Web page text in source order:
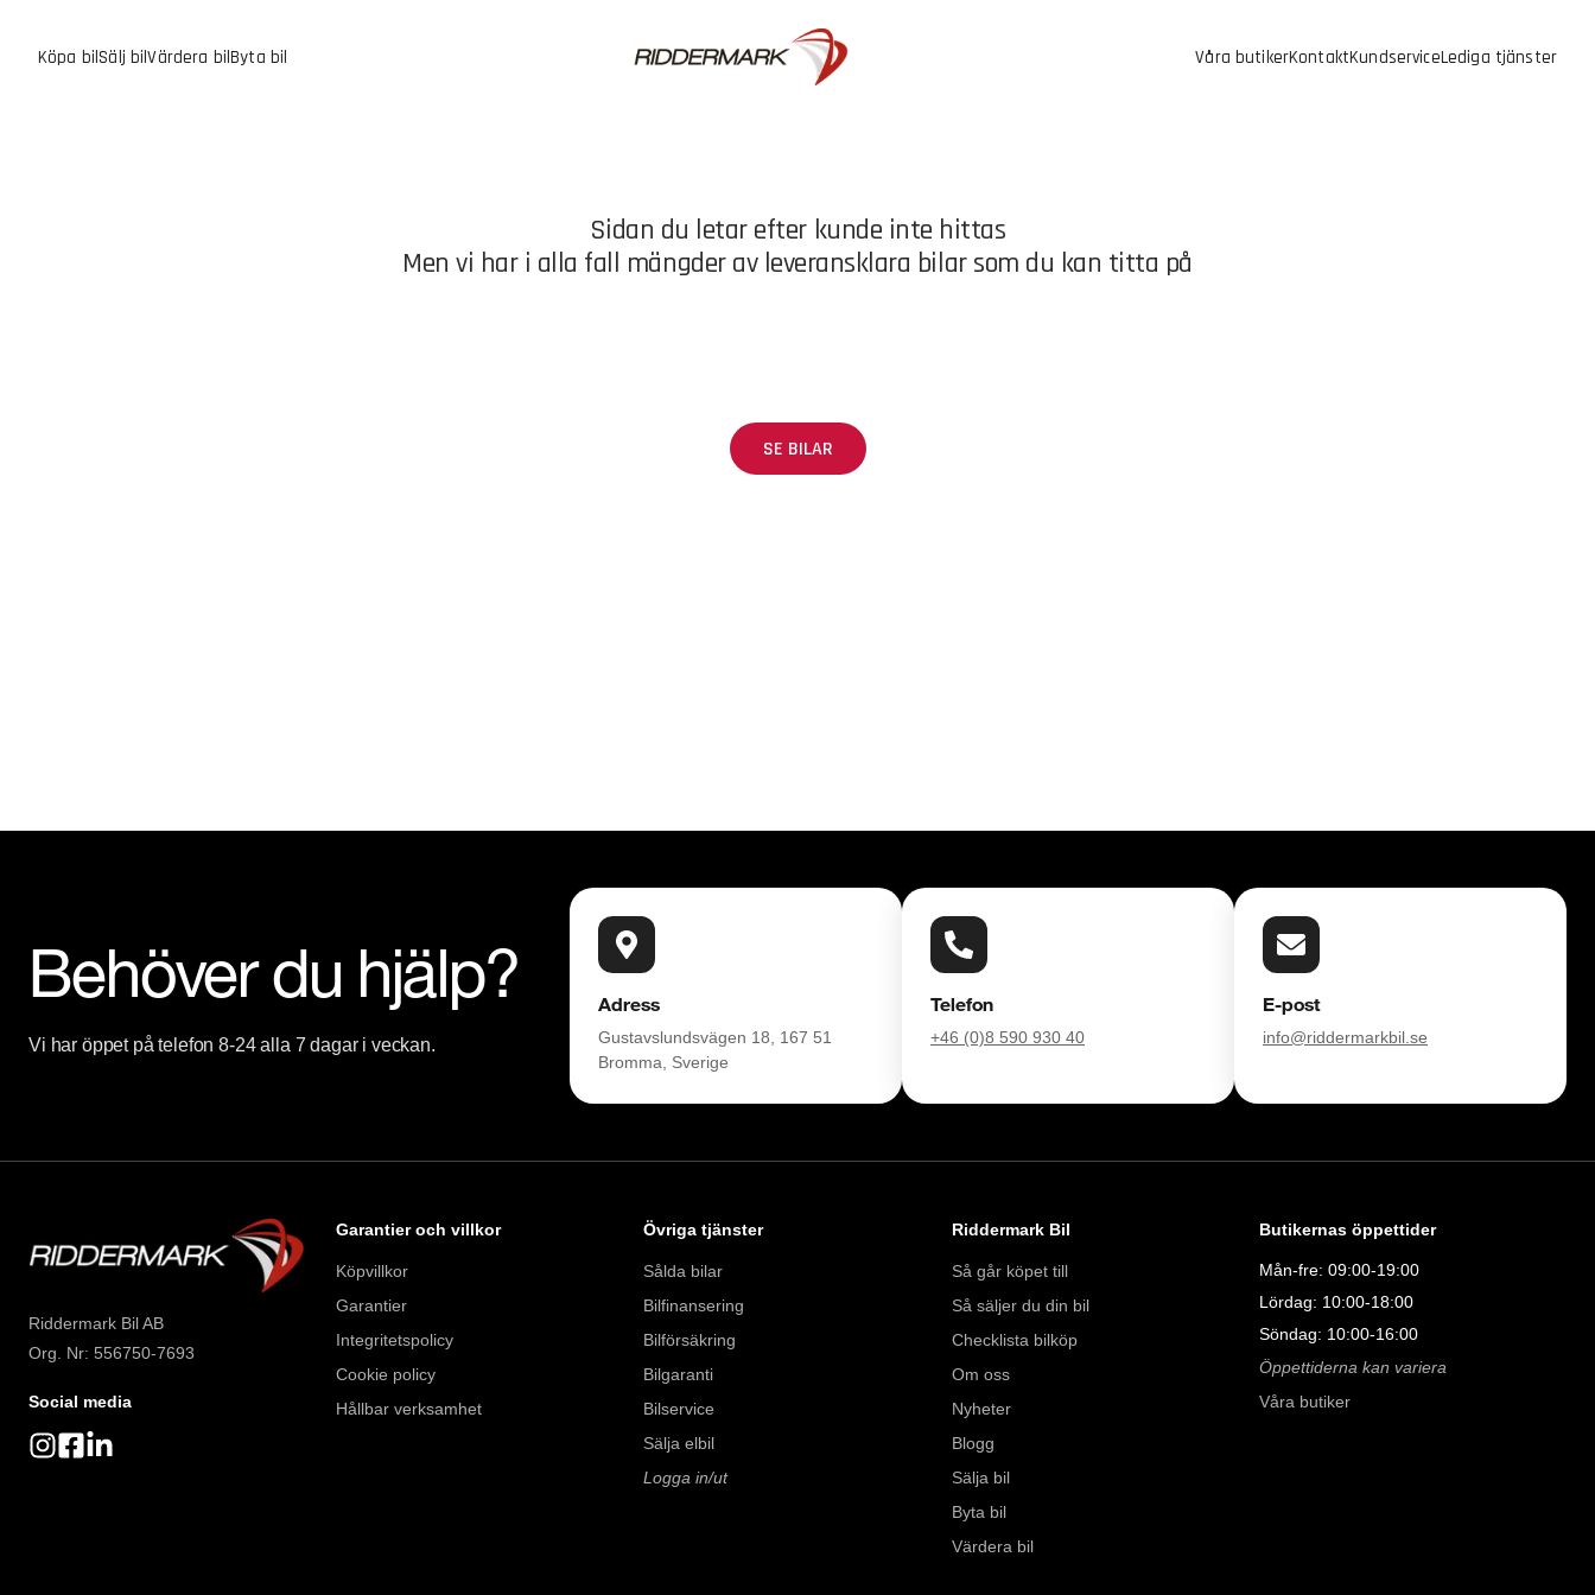
Köpa bilSälj bilVärdera bilByta bil Våra butikerKontaktKundserviceLediga tjänster
Sidan du letar efter kunde inte hittas
Men vi har i alla fall mängder av leveransklara bilar som du kan titta på
SE BILAR
Behöver du hjälp?
Vi har öppet på telefon 8-24 alla 7 dagar i veckan.
Adress
Gustavslundsvägen 18, 167 51
Bromma, Sverige
Telefon
+46 (0)8 590 930 40
E-post
info@riddermarkbil.se
Riddermark Bil AB
Org. Nr: 556750-7693
Social media
Garantier och villkor
Köpvillkor
Garantier
Integritetspolicy
Cookie policy
Hållbar verksamhet
Övriga tjänster
Sålda bilar
Bilfinansering
Bilförsäkring
Bilgaranti
Bilservice
Sälja elbil
Logga in/ut
Riddermark Bil
Så går köpet till
Så säljer du din bil
Checklista bilköp
Om oss
Nyheter
Blogg
Sälja bil
Byta bil
Värdera bil
Butikernas öppettider
Mån-fre: 09:00-19:00
Lördag: 10:00-18:00
Söndag: 10:00-16:00
Öppettiderna kan variera
Våra butiker